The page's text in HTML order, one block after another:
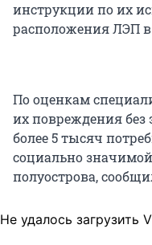
инструкции по их
расположения ЛЭП
По оценкам
их повреждения без
более 5 тысяч
социально
полуострова,
Не удалось загрузить